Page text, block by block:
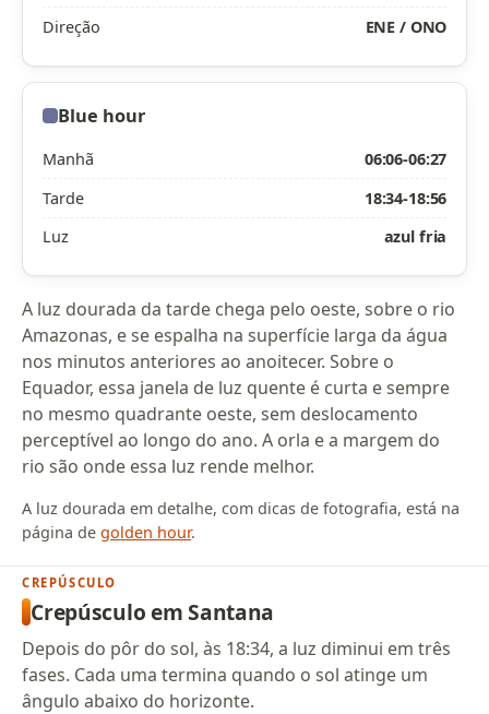
Direção
ENE / ONO
Blue hour
Manhã
06:06-06:27
Tarde
18:34-18:56
Luz
azul fria
A luz dourada da tarde chega pelo oeste, sobre o rio
Amazonas, e se espalha na superfície larga da água
nos minutos anteriores ao anoitecer. Sobre o
Equador, essa janela de luz quente é curta e sempre
no mesmo quadrante oeste, sem deslocamento
perceptível ao longo do ano. A orla e a margem do
rio são onde essa luz rende melhor.
A luz dourada em detalhe, com dicas de fotografia, está na
página degolden hour.
CREPÚSCULO
Crepúsculo em Santana
Depois do pôr do sol, às 18:34, a luz diminui em três
fases. Cada uma termina quando o sol atinge um
ângulo abaixo do horizonte.